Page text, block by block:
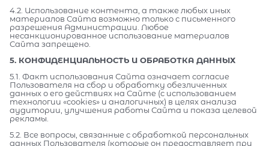
4.2. Использование контента, а также любых иных
материалов Сайта возможно только с письменного
разрешения Администрации. Любое
несанкционированное использование материалов
Сайта запрещено.
5. КОНФИДЕНЦИАЛЬНОСТЬ И ОБРАБОТКА ДАННЫХ
5.1. Факт использования Сайта означает согласие
Пользователя на сбор и обработку обезличенных
данных о его действиях на Сайте (с использованием
технологии «cookies» и аналогичных) в целях анализа
аудитории, улучшения работы Сайта и показа целевой
рекламы.
5.2. Все вопросы, связанные с обработкой персональных
данных Пользователя (которые он предоставляет при